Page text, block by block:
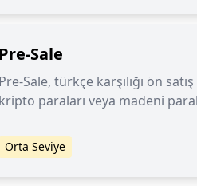
Sale
Sale, türkçe karşılığı ön
paraları veya madeni
Orta Seviye